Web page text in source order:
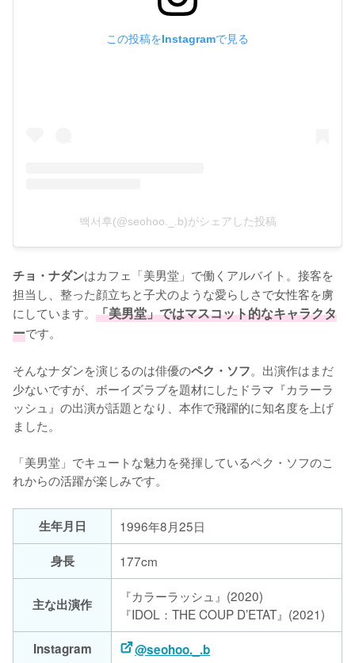
この投稿をInstagramで見る
백서후(@seohoo._.b)がシェアした投稿
チョ・ナダンはカフェ「美男堂」で働くアルバイト。接客を
担当し、整った顔立ちと子犬のような愛らしさで女性客を虜
にしています。 「美男堂」ではマスコット的なキャラクタ
ーです。
そんなナダンを演じるのは俳優のペク・ソフ。出演作はまだ
少ないですが、ボーイズラブを題材にしたドラマ『カラーラ
ッシュ』の出演が話題となり、本作で飛躍的に知名度を上げ
ました。
「美男堂」でキュートな魅力を発揮しているペク・ソフのこ
れからの活躍が楽しみです。
生年月日
1996年8月25日
身長
177cm
主な出演作
『カラーラッシュ』(2020)
『IDOL：THE COUP D’ETAT』(2021)
Instagram
@seohoo._.b